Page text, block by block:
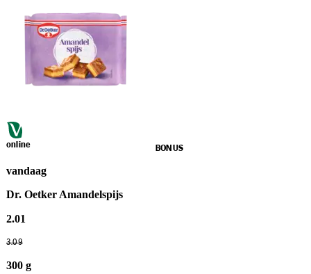
online BONUS
vandaag
Dr. Oetker Amandelspijs
2.01
3.09
300 g